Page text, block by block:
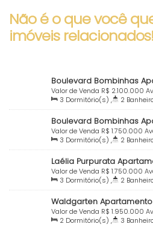
Não é o que você
imóveis relacionados!
Boulevard Bombinhas
mobiliado à venda Praia
R$ 2.100.000
Valor de Venda
Santos, 551, 88215-000,
Brasil
3 Dormitório(s) , 2
Sala(s) , 1 Suíte(s), Total:
105.00m²
Boulevard Bombinhas
quartos à venda Praia
R$ 1.750.000
Valor de Venda
Santos, 551, Apto. 107 - Bloco
Santa Catarina, Brasil
3 Dormitório(s) , 2
Sala(s) , 1 Suíte(s), Total:
Distância do Mar, Útil:132.22
Laélia Purpurata
venda Praia Centro
R$ 1.750.000
Valor de Venda
Santos, 300, 88215-000,
Brasil
3 Dormitório(s) , 2
Sala(s) , 1 Suíte(s), Total:
110.00m²
Waldgarten
venda Praia Centro
R$ 1.950.000
Valor de Venda
88215-000, Centro,
2 Dormitório(s) , 3